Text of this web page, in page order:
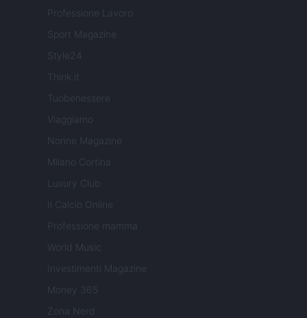
Professione Lavoro
Sport Magazine
Style24
Think.it
Tuobenessere
Viaggiamo
Nonne Magazine
Milano Cortina
Luxury Club
Il Calcio Online
Professione mamma
World Music
Investimenti Magazine
Money 365
Zona Nerd